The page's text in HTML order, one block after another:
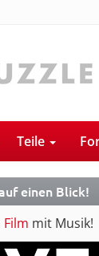
Teile
einen Blick!
Film mit Musik!